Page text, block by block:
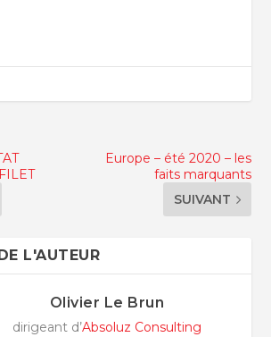
Europe – été 2020 – les
faits marquants
SUIVANT
L'AUTEUR
Olivier Le Brun
dirigeant d’Absoluz Consulting